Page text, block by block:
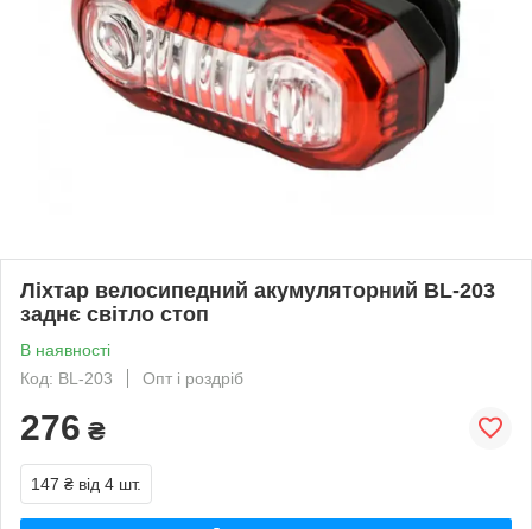
Ліхтар велосипедний акумуляторний BL-203
заднє світло стоп
В наявності
Код: BL-203
Опт і роздріб
276 ₴
147 ₴ від 4 шт.